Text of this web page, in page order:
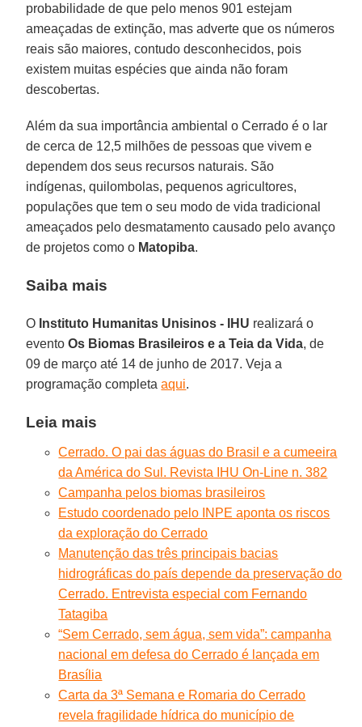
probabilidade de que pelo menos 901 estejam
ameaçadas de extinção, mas adverte que os números
reais são maiores, contudo desconhecidos, pois
existem muitas espécies que ainda não foram
descobertas.
Além da sua importância ambiental o Cerrado é o lar
de cerca de 12,5 milhões de pessoas que vivem e
dependem dos seus recursos naturais. São
indígenas, quilombolas, pequenos agricultores,
populações que tem o seu modo de vida tradicional
ameaçados pelo desmatamento causado pelo avanço
de projetos como o Matopiba.
Saiba mais
O Instituto Humanitas Unisinos - IHU realizará o
eventoOs Biomas Brasileiros e a Teia da Vida, de
09 de março até 14 de junho de 2017. Veja a
programação completaaqui.
Leia mais
Cerrado. O pai das águas do Brasil e a cumeeira
da América do Sul. Revista IHU On-Line n. 382
Campanha pelos biomas brasileiros
Estudo coordenado pelo INPE aponta os riscos
da exploração do Cerrado
Manutenção das três principais bacias
hidrográficas do país depende da preservação do
Cerrado. Entrevista especial com Fernando
Tatagiba
“Sem Cerrado, sem água, sem vida”: campanha
nacional em defesa do Cerrado é lançada em
Brasília
Carta da 3ª Semana e Romaria do Cerrado
revela fragilidade hídrica do município de